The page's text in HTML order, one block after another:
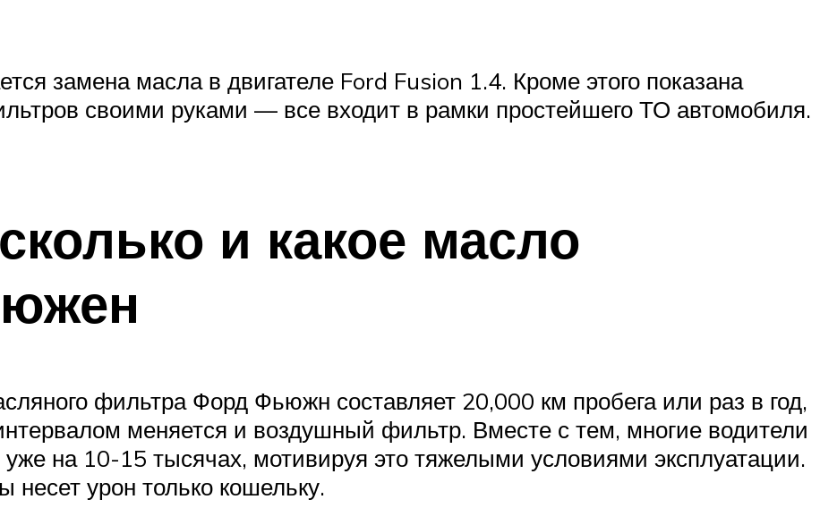
замена масла в двигателе Ford Fusion 1.4. Кроме этого показана
своими руками — все входит в рамки простейшего ТО автомобиля.
и какое масло
фильтра Форд Фьюжн составляет 20,000 км пробега или раз в год,
меняется и воздушный фильтр. Вместе с тем, многие водители
на 10-15 тысячах, мотивируя это тяжелыми условиями эксплуатации.
урон только кошельку.